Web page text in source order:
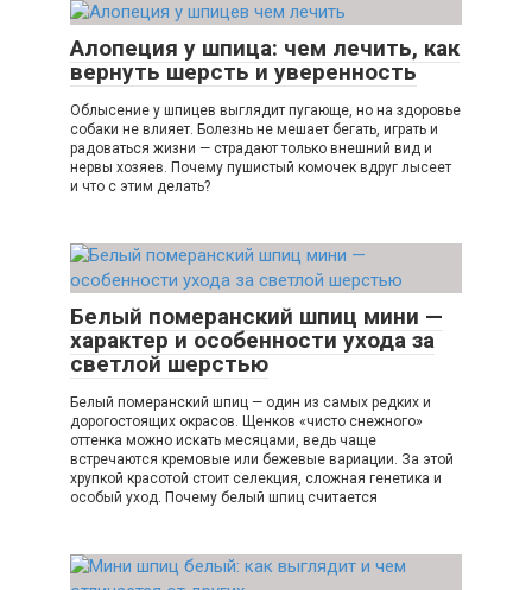
Алопеция у шпица: чем лечить, как
вернуть шерсть и уверенность
Облысение у шпицев выглядит пугающе, но на здоровье
собаки не влияет. Болезнь не мешает бегать, играть и
радоваться жизни — страдают только внешний вид и
нервы хозяев. Почему пушистый комочек вдруг лысеет
и что с этим делать?
Белый померанский шпиц мини —
характер и особенности ухода за
светлой шерстью
Белый померанский шпиц — один из самых редких и
дорогостоящих окрасов. Щенков «чисто снежного»
оттенка можно искать месяцами, ведь чаще
встречаются кремовые или бежевые вариации. За этой
хрупкой красотой стоит селекция, сложная генетика и
особый уход. Почему белый шпиц считается